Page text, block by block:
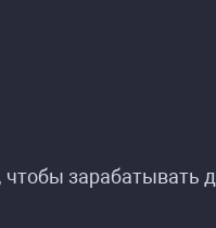
чтобы зарабатывать